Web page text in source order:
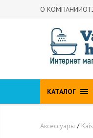
О КОМПАНИИ
КАТАЛОГ
Аксессуары /